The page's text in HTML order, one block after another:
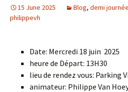
15 June 2025 Blog, demi journée
philippevh
Date: Mercredi 18 juin 2025
heure de Départ: 13H30
lieu de rendez vous: Parking
animateur: Philippe Van